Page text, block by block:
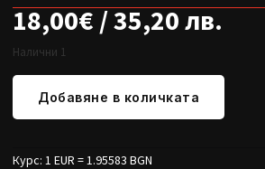
18,00€/ 35,20 лв.
Налични 1
Добавяне в количката
Курс: 1 EUR = 1.95583 BGN